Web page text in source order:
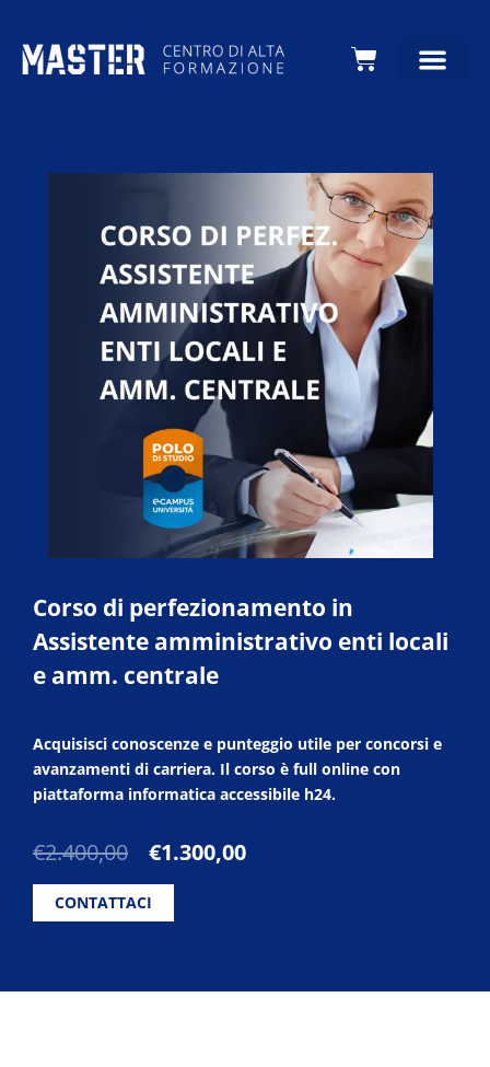
Carrello
Corso di perfezionamento in
Assistente amministrativo enti locali
e amm. centrale
Acquisisci conoscenze e punteggio utile per concorsi e
avanzamenti di carriera. Il corso è full online con
piattaforma informatica accessibile h24.
€2.400,00
Il
originale
era:
€1.300,00Il
CONTATTACI